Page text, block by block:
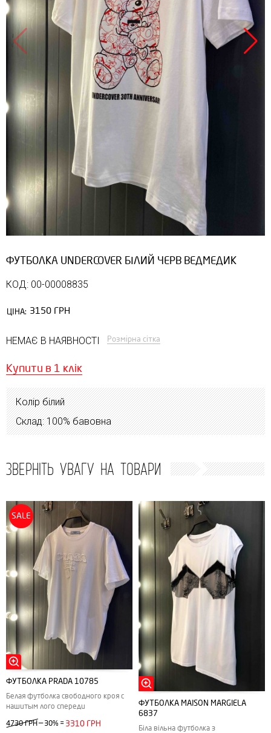
Продано
ФУТБОЛКА UNDERCOVER БІЛИЙ ЧЕРВ ВЕДМЕДИК
КОД: 00-00008835
ЦІНА: 3150 ГРН
НЕМАЄ В НАЯВНОСТІ Розмірна сітка
Купити в 1 клік
Колір білий
Склад: 100% бавовна
ЗВЕРНІТЬ УВАГУ НА ТОВАРИ
SALE
ФУТБОЛКА PRADA 10785
Белая футболка свободного кроя с
нашитым лого спереди
4730 ГРН — 30% = 3310 ГРН
ФУТБОЛКА MAISON MARGIELA
6837
Біла вільна футболка з